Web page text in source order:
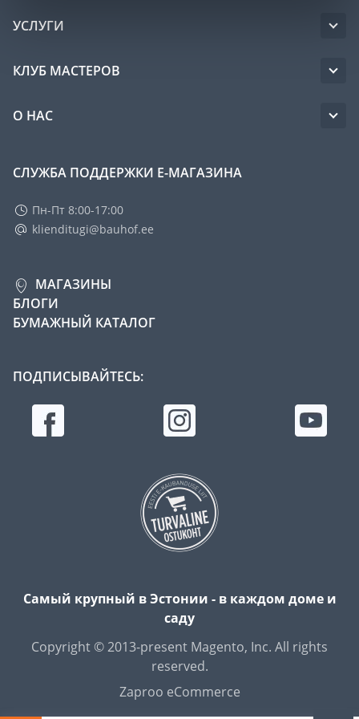
УСЛУГИ
КЛУБ МАСТЕРОВ
О НАС
СЛУЖБА ПОДДЕРЖКИ Е-МАГАЗИНА
Пн-Пт 8:00-17:00
klienditugi@bauhof.ee
МАГАЗИНЫ
БЛОГИ
БУМАЖНЫЙ КАТАЛОГ
ПОДПИСЫВАЙТЕСЬ:
Самый крупный в Эстонии - в каждом доме и
саду
Copyright © 2013-present Magento, Inc. All rights
reserved.
Zaproo eCommerce